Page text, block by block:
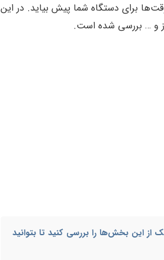
برای دستگاه شما پیش بیاید. در این
و … بررسی شده است.
این بخش‌ها را بررسی کنید تا بتوانید